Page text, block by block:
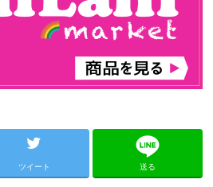
ツイート 送る